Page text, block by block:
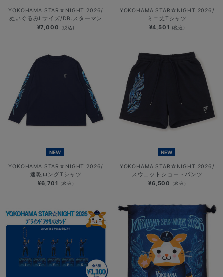
YOKOHAMA STAR☆NIGHT 2026/
ぬいぐるみLサイズ/DB.スターマン
¥7,000 (税込)
YOKOHAMA STAR☆NIGHT 2026/
ミニ丈Tシャツ
¥4,501 (税込)
NEW
YOKOHAMA STAR☆NIGHT 2026/
速乾ロングTシャツ
¥6,701 (税込)
NEW
YOKOHAMA STAR☆NIGHT 2026/
スウェットショートパンツ
¥6,500 (税込)